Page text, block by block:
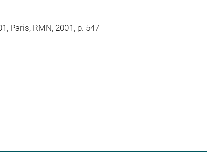
Paris, RMN, 2001, p. 547